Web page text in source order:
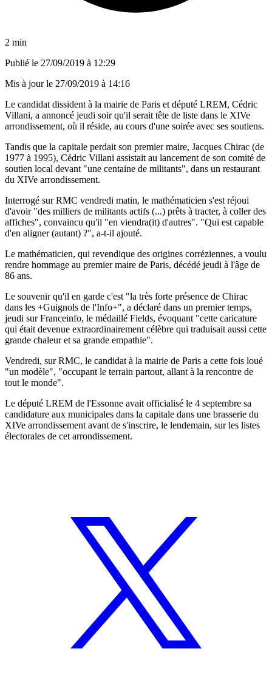
2 min
Publié le 27/09/2019 à 12:29
Mis à jour le 27/09/2019 à 14:16
Le candidat dissident à la mairie de Paris et député LREM, Cédric
Villani, a annoncé jeudi soir qu'il serait tête de liste dans le XIVe
arrondissement, où il réside, au cours d'une soirée avec ses soutiens.
Tandis que la capitale perdait son premier maire, Jacques Chirac (de
1977 à 1995), Cédric Villani assistait au lancement de son comité de
soutien local devant "une centaine de militants", dans un restaurant
du XIVe arrondissement.
Interrogé sur RMC vendredi matin, le mathématicien s'est réjoui
d'avoir "des milliers de militants actifs (...) prêts à tracter, à coller des
affiches", convaincu qu'il "en viendra(it) d'autres". "Qui est capable
d'en aligner (autant) ?", a-t-il ajouté.
Le mathématicien, qui revendique des origines corréziennes, a voulu
rendre hommage au premier maire de Paris, décédé jeudi à l'âge de
86 ans.
Le souvenir qu'il en garde c'est "la très forte présence de Chirac
dans les +Guignols de l'Info+", a déclaré dans un premier temps,
jeudi sur Franceinfo, le médaillé Fields, évoquant "cette caricature
qui était devenue extraordinairement célèbre qui traduisait aussi cette
grande chaleur et sa grande empathie".
Vendredi, sur RMC, le candidat à la mairie de Paris a cette fois loué
"un modèle", "occupant le terrain partout, allant à la rencontre de
tout le monde".
Le député LREM de l'Essonne avait officialisé le 4 septembre sa
candidature aux municipales dans la capitale dans une brasserie du
XIVe arrondissement avant de s'inscrire, le lendemain, sur les listes
électorales de cet arrondissement.